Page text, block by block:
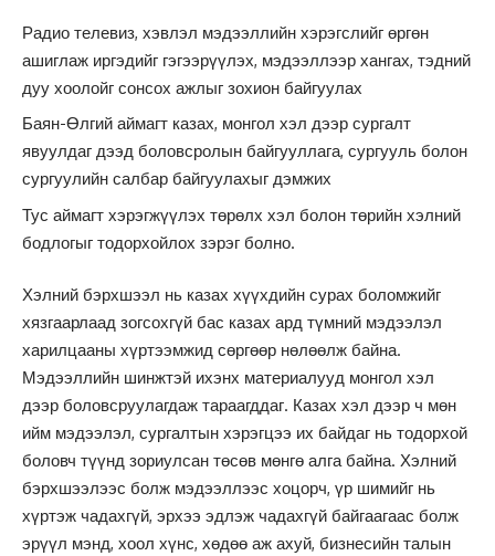
Радио телевиз, хэвлэл мэдээллийн хэрэгслийг өргөн
ашиглаж иргэдийг гэгээрүүлэх, мэдээллээр хангах, тэдний
дуу хоолойг сонсох ажлыг зохион байгуулах
Баян-Өлгий аймагт казах, монгол хэл дээр сургалт
явуулдаг дээд боловсролын байгууллага, сургууль болон
сургуулийн салбар байгуулахыг дэмжих
Тус аймагт хэрэгжүүлэх төрөлх хэл болон төрийн хэлний
бодлогыг тодорхойлох зэрэг болно.
Хэлний бэрхшээл нь казах хүүхдийн сурах боломжийг
хязгаарлаад зогсохгүй бас казах ард түмний мэдээлэл
харилцааны хүртээмжид сөргөөр нөлөөлж байна.
Мэдээллийн шинжтэй ихэнх материалууд монгол хэл
дээр боловсруулагдаж тараагддаг. Казах хэл дээр ч мөн
ийм мэдээлэл, сургалтын хэрэгцээ их байдаг нь тодорхой
боловч түүнд зориулсан төсөв мөнгө алга байна. Хэлний
бэрхшээлээс болж мэдээллээс хоцорч, үр шимийг нь
хүртэж чадахгүй, эрхээ эдлэж чадахгүй байгаагаас болж
эрүүл мэнд, хоол хүнс, хөдөө аж ахуй, бизнесийн талын